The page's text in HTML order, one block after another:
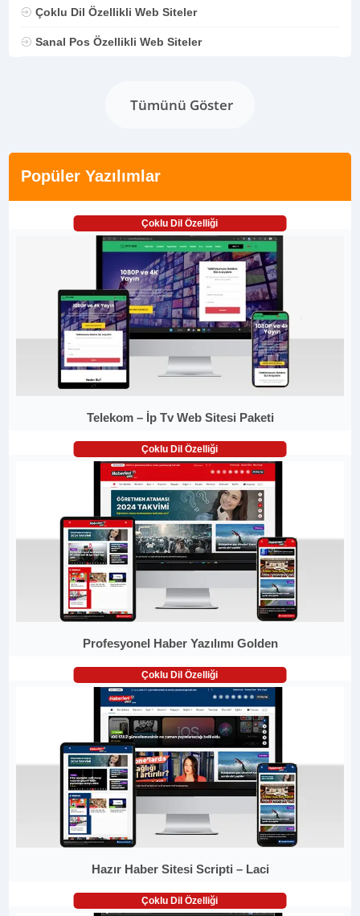
Çoklu Dil Özellikli Web Siteler
Sanal Pos Özellikli Web Siteler
Tümünü Göster
Popüler Yazılımlar
Çoklu Dil Özelliği
Telekom – İp Tv Web Sitesi Paketi
Çoklu Dil Özelliği
Profesyonel Haber Yazılımı Golden
Çoklu Dil Özelliği
Hazır Haber Sitesi Scripti – Laci
Çoklu Dil Özelliği